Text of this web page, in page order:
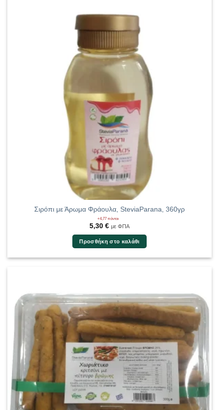
Σιρόπι με Άρωμα Φράουλα, SteviaParana, 360γρ
+4,77 πόντοι
5,30 € με ΦΠΑ
Προσθήκη στο καλάθι